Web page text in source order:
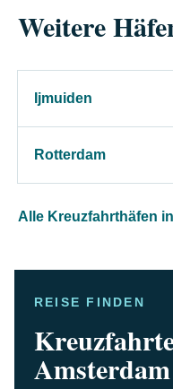
Weitere
Ijmuiden
Rotterdam
Alle Kreuzfahrthäfen
REISE FINDEN